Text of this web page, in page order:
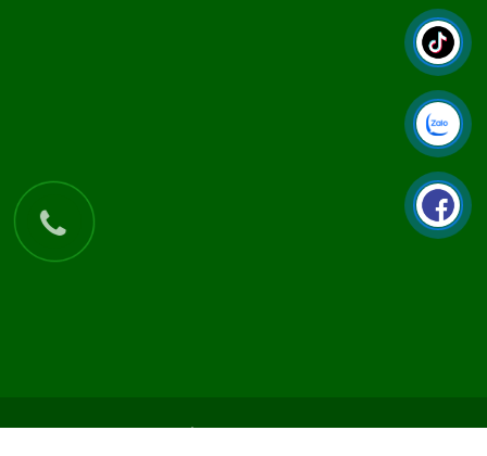
Copyright © 2026 Kế Toán Phú Yên. All Rights Reserved